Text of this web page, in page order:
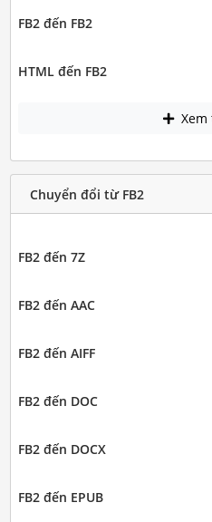
FB2 đến FB2
HTML đến FB2
Xem
Chuyển đổi từ FB2
FB2 đến 7Z
FB2 đến AAC
FB2 đến AIFF
FB2 đến DOC
FB2 đến DOCX
FB2 đến EPUB